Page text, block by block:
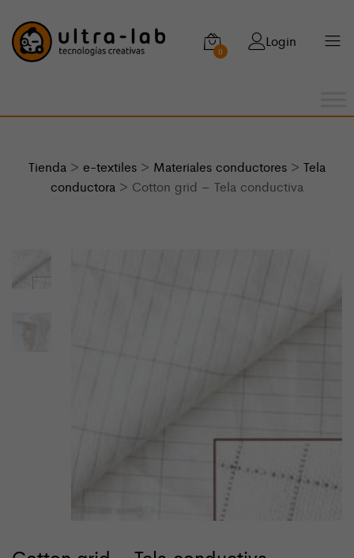
0
Login
Tienda > e-textiles > Materiales conductores > Tela
conductora > Cotton grid – Tela conductiva